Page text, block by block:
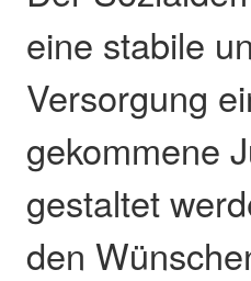
eine stabile
Versorgung
gekommene
gestaltet
den